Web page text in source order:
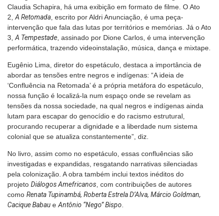
Claudia Schapira, há uma exibição em formato de filme. O Ato
2, A Retomada , escrito por Aldri Anunciação, é uma peça-
intervenção que fala das lutas por territórios e memórias. Já o Ato
3, A Tempestade , assinado por Dione Carlos, é uma intervenção
performática, trazendo videoinstalação, música, dança e mixtape.
Eugênio Lima, diretor do espetáculo, destaca a importância de
abordar as tensões entre negros e indígenas: “A ideia de
‘Confluência na Retomada’ é a própria metáfora do espetáculo,
nossa função é localizá-la num espaço onde se revelam as
tensões da nossa sociedade, na qual negros e indígenas ainda
lutam para escapar do genocídio e do racismo estrutural,
procurando recuperar a dignidade e a liberdade num sistema
colonial que se atualiza constantemente”, diz.
No livro, assim como no espetáculo, essas confluências são
investigadas e expandidas, resgatando narrativas silenciadas
pela colonização. A obra também inclui textos inéditos do
projeto Diálogos Amefricanos , com contribuições de autores
como Renata Tupinambá, Roberta Estrela D’Alva, Márcio Goldman,
Cacique Babau e Antônio “Nego” Bispo